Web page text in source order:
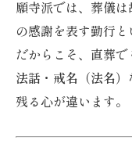
願寺派では、葬儀
の感謝を表す勤行と
だからこそ、直葬で
法話・戒名（法名）
残る心が違います。